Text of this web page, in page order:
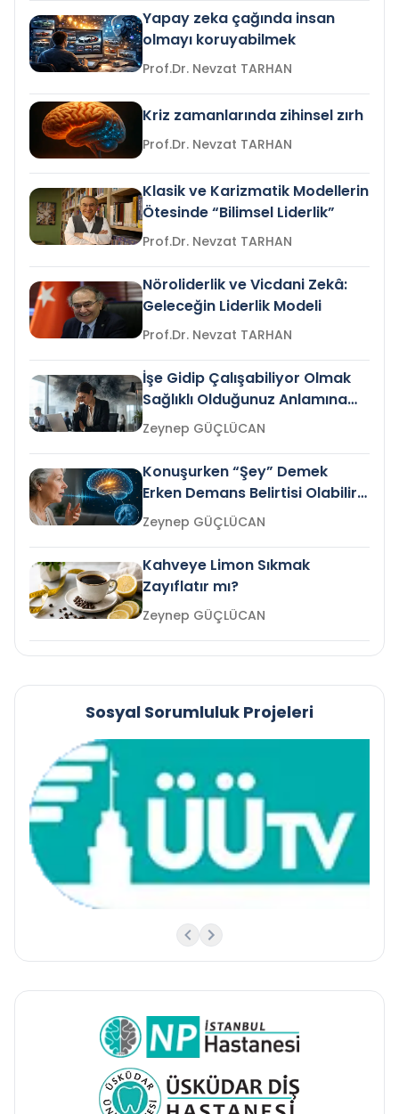
Yapay zeka çağında insan
olmayı koruyabilmek
Prof.Dr. Nevzat TARHAN
Kriz zamanlarında zihinsel zırh
Prof.Dr. Nevzat TARHAN
Klasik ve Karizmatik Modellerin
Ötesinde “Bilimsel Liderlik”
Prof.Dr. Nevzat TARHAN
Nöroliderlik ve Vicdani Zekâ:
Geleceğin Liderlik Modeli
Prof.Dr. Nevzat TARHAN
İşe Gidip Çalışabiliyor Olmak
Sağlıklı Olduğunuz Anlamına
Gelir mi?Zeynep GÜÇLÜCAN
Konuşurken “Şey” Demek
Erken Demans Belirtisi Olabilir
mi?
Zeynep GÜÇLÜCAN
Kahveye Limon Sıkmak
Zayıflatır mı?
Zeynep GÜÇLÜCAN
Sosyal Sorumluluk Projeleri